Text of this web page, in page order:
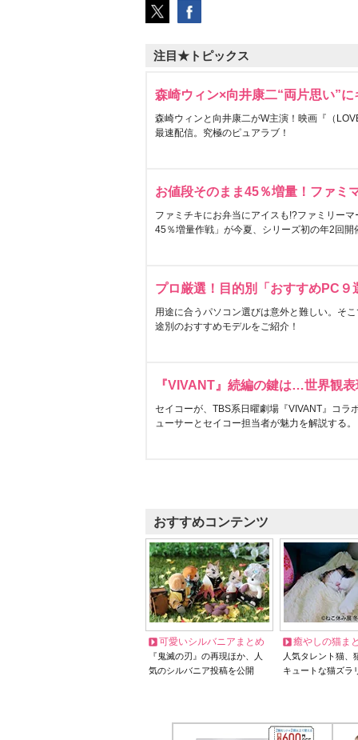
注目★トピックス
森崎ウィン×向井康二“両片思い”
森崎ウィンと向井康二がW主演！映画『（
最速配信。究極のピュアラブ！
お値段そのまま45％増量！ファミ
ファミチキにお弁当にアイスも!?ファミリー
45％増量作戦」が今夏、シリーズ初の年2回開
プロ厳選！目的別「おすすめPC９
用途に合うパソコン選びは意外と難しい。そ
途別のおすすめモデルをご紹介！
『VIVANT』続編の鍵は…世界観
セイコーが、TBS系日曜劇場『VIVANT』コラ
ューサーとセイコー担当者が魅力を解説する。
おすすめコンテンツ
可愛いシルバニアまとめ
『鬼滅の刃』の再現ほか、人
気のシルバニア投稿を公開
癒やしの猫ま
人気タレント猫
キュートな猫ズラ